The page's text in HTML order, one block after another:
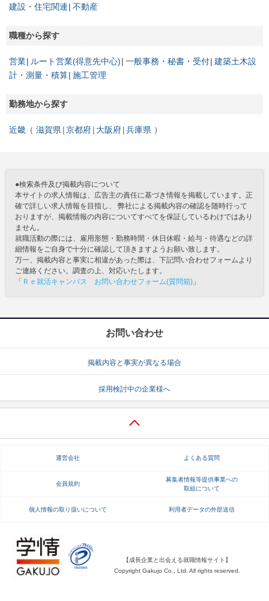
建設・住宅関連 不動産
職種から探す
営業 ルート営業(得意先中心) 一般事務・秘書・受付 建築土木設
計・測量・積算 施工管理
勤務地から探す
近畿 滋賀県 京都府 大阪府 兵庫県
●検索条件及び掲載内容について
本サイトの求人情報は、広告主の責任に基づき情報を掲載しています。正
確で詳しい求人情報を目指し、 弊社による掲載内容の確認を随時行って
おりますが、掲載情報の内容についてすべてを保証しているわけではあり
ません。
就職活動の際には、雇用形態・勤務時間・休日休暇・給与・待遇などの詳
細情報をご自身で十分に確認して頂きますようお願い致します。
万一、掲載内容と事実に相違があった際は、下記問い合わせフォームより
ご連絡ください。調査の上、対応いたします。
「 Ｒｅ就活キャンパス お問い合わせフォーム(質問箱) 」
お問い合わせ
掲載内容と事実が異なる場合
採用検討中の企業様へ
運営会社 よくある質問
会員規約
募集者情報等提供事業への
取組について
個人情報の取り扱いについて 利用者データの外部送信
【成長企業と出会える就職情報サイト】
Copyright Gakujo Co., Ltd. All rights reserved.